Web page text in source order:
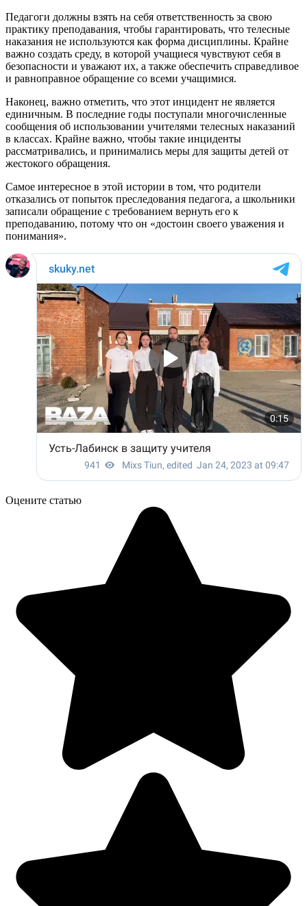
Педагоги должны взять на себя ответственность за свою
практику преподавания, чтобы гарантировать, что телесные
наказания не используются как форма дисциплины. Крайне
важно создать среду, в которой учащиеся чувствуют себя в
безопасности и уважают их, а также обеспечить справедливое
и равноправное обращение со всеми учащимися.
Наконец, важно отметить, что этот инцидент не является
единичным. В последние годы поступали многочисленные
сообщения об использовании учителями телесных наказаний
в классах. Крайне важно, чтобы такие инциденты
рассматривались, и принимались меры для защиты детей от
жестокого обращения.
Самое интересное в этой истории в том, что родители
отказались от попыток преследования педагога, а школьники
записали обращение с требованием вернуть его к
преподаванию, потому что он «достоин своего уважения и
понимания».
Оцените статью